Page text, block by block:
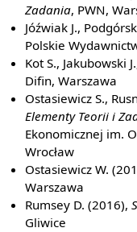
Zadania, PWN,
Jóźwiak J.,
Polskie
Kot S., Jakubowski
Difin, Warszawa
Ostasiewicz S.,
Elementy Teorii i
Ekonomicznej im.
Wrocław
Ostasiewicz W.
Warszawa
Rumsey D. (2016),
Gliwice